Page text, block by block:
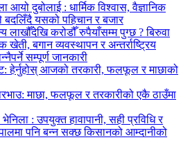
आयो दुबोलाई : धार्मिक विश्वास, वैज्ञानिक
बदलिँदै यसको पहिचान र बजार
लाखौँदेखि करोडौँ रुपैयाँसम्म पुग्छ ? बिरुवा
खेती, बगान व्यवस्थापन र अन्तर्राष्ट्रिय
सम्पूर्ण जानकारी
हेर्नुहोस् आजको तरकारी, फलफूल र माछाको
माछा, फलफूल र तरकारीको एकै ठाउँमा
: उपयुक्त हावापानी, सही प्रविधि र
पनि बन्न सक्छ किसानको आम्दानीको